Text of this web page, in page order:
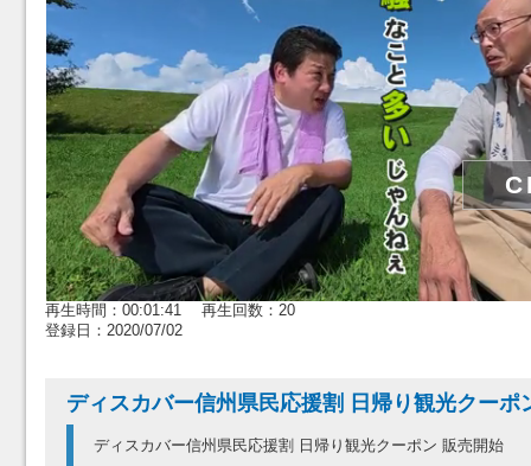
再生時間：00:01:41 再生回数：20
登録日：2020/07/02
ディスカバー信州県民応援割 日帰り観光クーポ
ディスカバー信州県民応援割 日帰り観光クーポン 販売開始